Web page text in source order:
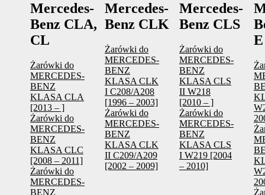
Mercedes-
Benz CLA,
CL
Żarówki do
MERCEDES-
BENZ
KLASA CLA
[2013 – ]
Żarówki do
MERCEDES-
BENZ
KLASA CLC
[2008 – 2011]
Żarówki do
MERCEDES-
BENZ
Mercedes-
Benz CLK
Żarówki do
MERCEDES-
BENZ
KLASA CLK
I C208/A208
[1996 – 2003]
Żarówki do
MERCEDES-
BENZ
KLASA CLK
II C209/A209
[2002 – 2009]
Mercedes-
Benz CLS
Żarówki do
MERCEDES-
BENZ
KLASA CLS
II W218
[2010 – ]
Żarówki do
MERCEDES-
BENZ
KLASA CLS
I W219 [2004
– 2010]
E